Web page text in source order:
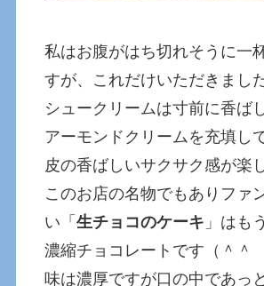
私はお腹がはち切れそうに一
すが、これだけいただきまし
シュークリームは寸前に香ば
アーモンドクリームを充填し
皮の香ばしいサクサク感が楽
このお店の名物でもありファ
い「生チョコのケーキ 」はも
濃縮チョコレートです（＾＾
味は濃厚ですが口の中であっ